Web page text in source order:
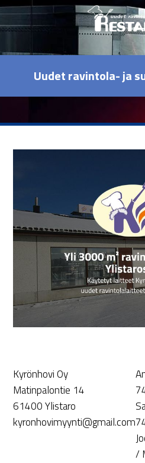
Uudet ravintola- ja
Kyrönhovi Oy
Matinpalontie 14
61400 Ylistaro
kyronhovimyynti@gmail.com
/